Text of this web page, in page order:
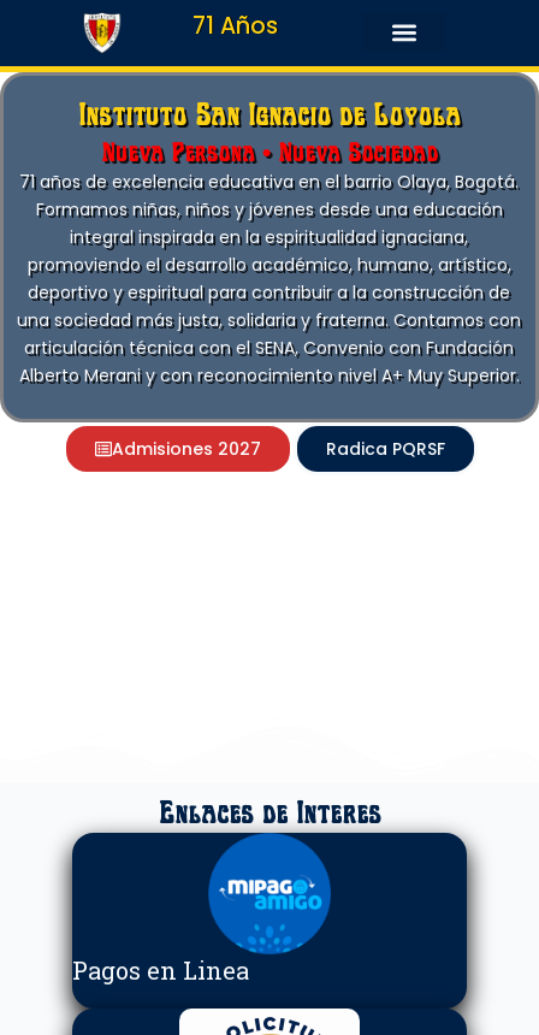
contenido
71 Años
Instituto San Ignacio de Loyola
Nueva Persona • Nueva Sociedad
71 años de excelencia educativa en el barrio Olaya, Bogotá.
Formamos niñas, niños y jóvenes desde una educación
integral inspirada en la espiritualidad ignaciana,
promoviendo el desarrollo académico, humano, artístico,
deportivo y espiritual para contribuir a la construcción de
una sociedad más justa, solidaria y fraterna. Contamos con
articulación técnica con el SENA, Convenio con Fundación
Alberto Merani y con reconocimiento nivel A+ Muy Superior.
Admisiones 2027 Radica PQRSF
Enlaces de Interés
Pagos en Linea